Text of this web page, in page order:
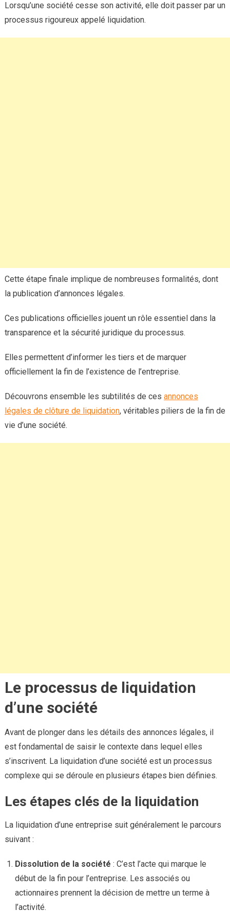
Lorsqu’une société cesse son activité, elle doit passer par un
processus rigoureux appelé liquidation.
Cette étape finale implique de nombreuses formalités, dont
la publication d’annonces légales.
Ces publications officielles jouent un rôle essentiel dans la
transparence et la sécurité juridique du processus.
Elles permettent d’informer les tiers et de marquer
officiellement la fin de l’existence de l’entreprise.
Découvrons ensemble les subtilités de ces annonces
légales de clôture de liquidation, véritables piliers de la fin de
vie d’une société.
Le processus de liquidation
d’une société
Avant de plonger dans les détails des annonces légales, il
est fondamental de saisir le contexte dans lequel elles
s’inscrivent. La liquidation d’une société est un processus
complexe qui se déroule en plusieurs étapes bien définies.
Les étapes clés de la liquidation
La liquidation d’une entreprise suit généralement le parcours
suivant :
Dissolution de la société : C’est l’acte qui marque le
début de la fin pour l’entreprise. Les associés ou
actionnaires prennent la décision de mettre un terme à
l’activité.